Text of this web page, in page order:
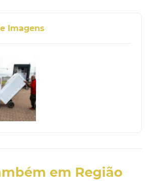
Imagens
em Região